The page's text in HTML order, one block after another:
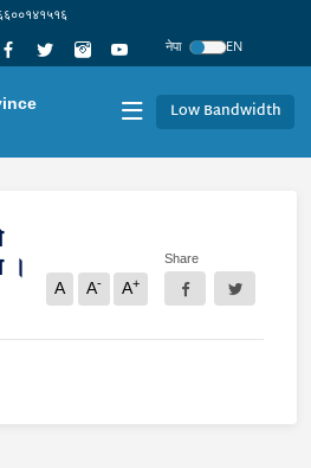
नेपा
EN
Low Bandwidth
।
A A- A+
Share